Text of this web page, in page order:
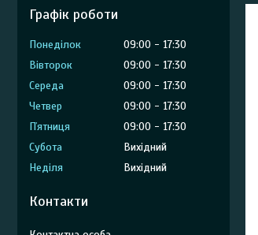
Графік роботи
Понеділок 09:00
17:30
Вівторок
09:00
17:30
Середа
09:00
17:30
Четвер
09:00
17:30
Пʼятниця
09:00
17:30
Субота
Вихідний
Неділя
Вихідний
Контакти